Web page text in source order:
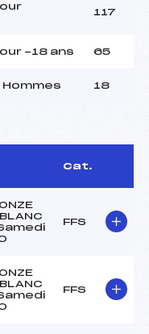
117
-18 ans 65
Hommes 18
Cat.
FFS
FFS